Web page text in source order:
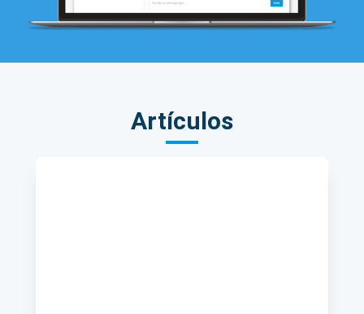
Artículos